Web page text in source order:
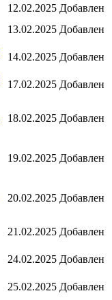
12.02.2025 Добавлен
13.02.2025 Добавлен
14.02.2025 Добавлен
17.02.2025 Добавлен
18.02.2025 Добавлен
19.02.2025 Добавлен
20.02.2025 Добавлен
21.02.2025 Добавлен
24.02.2025 Добавлен
25.02.2025 Добавлен